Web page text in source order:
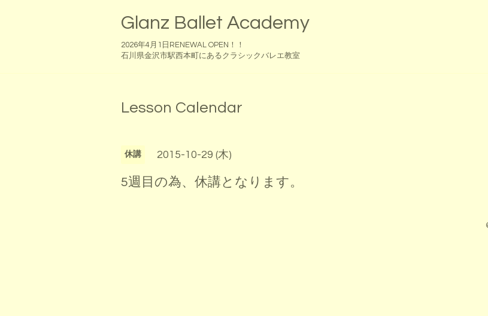
Glanz Ballet Academy
2026年4月1日RENEWAL OPEN！！
石川県金沢市駅西本町にあるクラシックバレエ教室
Lesson Calendar
休講 2015-10-29 (木)
5週目の為、休講となります。